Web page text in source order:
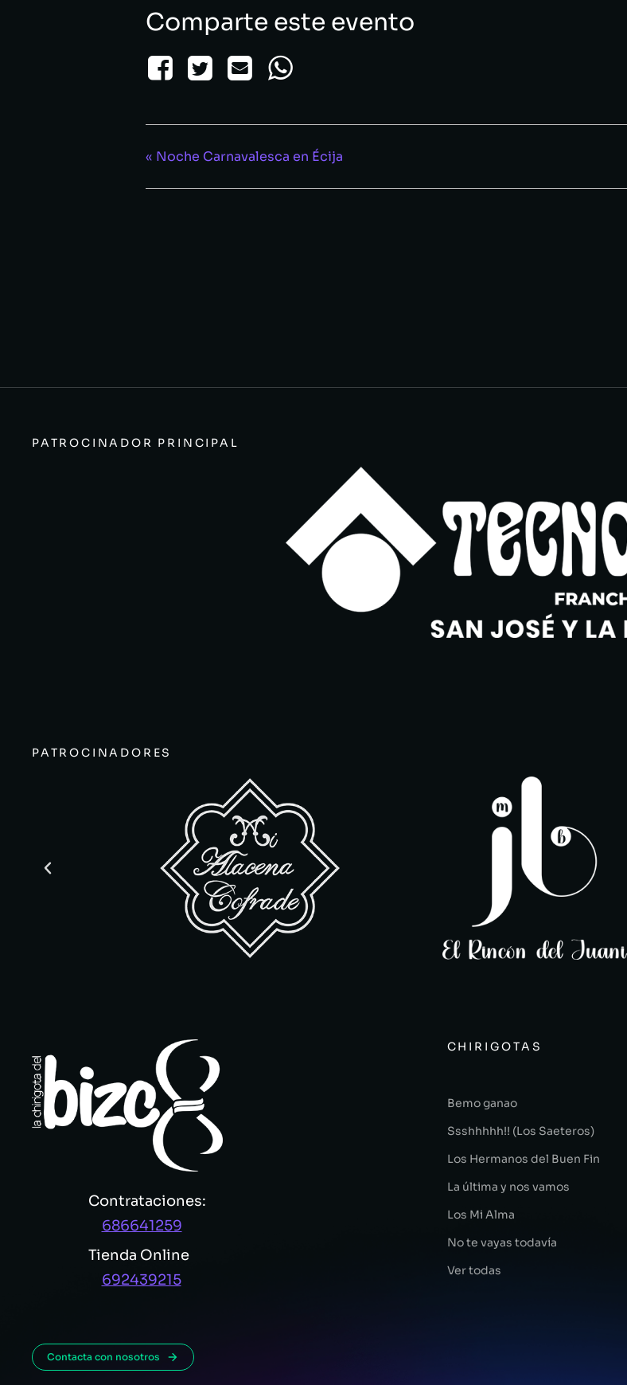
Comparte este evento
« Noche Carnavalesca en Écija
PATROCINADOR PRINCIPAL
PATROCINADORES
Contrataciones:
686641259
Tienda Online
692439215
Contacta con nosotros
CHIRIGOTAS
Bemo ganao
Ssshhhhh!! (Los Saeteros)
Los Hermanos del Buen Fin
La última y nos vamos
Los Mi Alma
No te vayas todavía
Ver todas